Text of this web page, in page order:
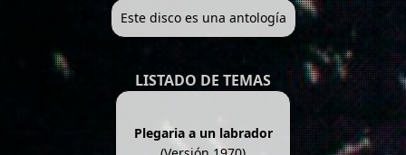
Este disco es una antología
LISTADO DE TEMAS
Plegaria a un labrador